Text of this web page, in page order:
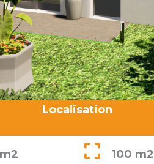
Localisation
100 m2